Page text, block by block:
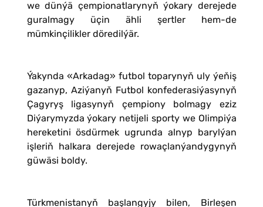
we dünýä çempionatlarynyň ýokary derejede
guralmagy üçin ähli şertler hem-de
mümkinçilikler döredilýär.
Ýakynda «Arkadag» futbol toparynyň uly ýeňiş
gazanyp, Aziýanyň Futbol konfederasiýasynyň
Çagyryş ligasynyň çempiony bolmagy eziz
Diýarymyzda ýokary netijeli sporty we Olimpiýa
hereketini ösdürmek ugrunda alnyp barylýan
işleriň halkara derejede rowaçlanýandygynyň
güwäsi boldy.
Türkmenistanyň başlangyjy bilen, Birleşen